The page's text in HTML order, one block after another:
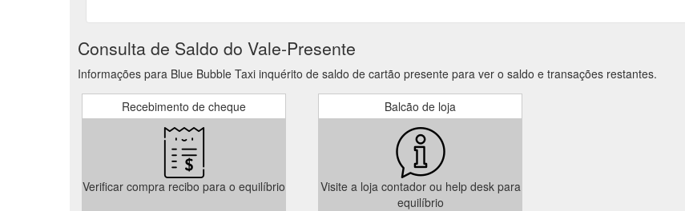
Consulta de Saldo do Vale-Presente
Informações para Blue Bubble Taxi inquérito de saldo de cartão presente para ver o saldo e transações restantes.
Recebimento de cheque
Verificar compra recibo para o equilíbrio
Balcão de loja
Visite a loja contador ou help desk para
equilíbrio